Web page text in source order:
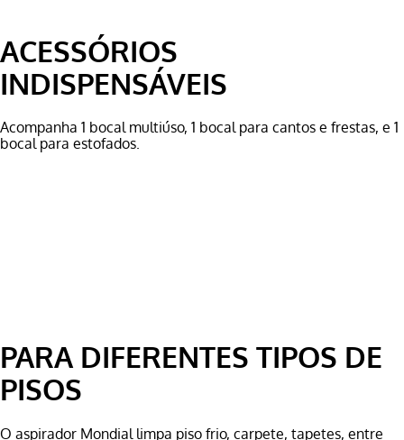
ACESSÓRIOS
INDISPENSÁVEIS
Acompanha 1 bocal multiúso, 1 bocal para cantos e frestas, e 1
bocal para estofados.
PARA DIFERENTES TIPOS DE
PISOS
O aspirador Mondial limpa piso frio, carpete, tapetes, entre